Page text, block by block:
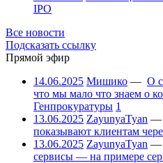
IPO
Все новости
Подсказать ссылку
Прямой эфир
14.06.2025 Мишико — О
что мы мало что знаем о
Генпрокуратуры 1
13.06.2025 ZayunyaTyan —
показывают клиентам
13.06.2025 ZayunyaTyan —
сервисы — на примере